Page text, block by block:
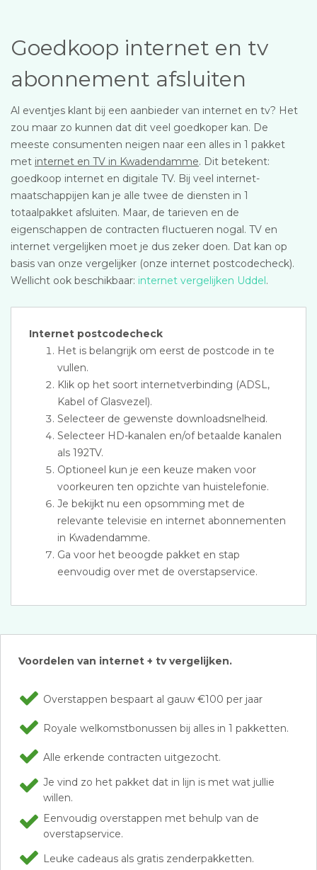
Goedkoop internet en tv
abonnement afsluiten
Al eventjes klant bij een aanbieder van internet en tv? Het
zou maar zo kunnen dat dit veel goedkoper kan. De
meeste consumenten neigen naar een alles in 1 pakket
met internet en TV in Kwadendamme. Dit betekent:
goedkoop internet en digitale TV. Bij veel internet-
maatschappijen kan je alle twee de diensten in 1
totaalpakket afsluiten. Maar, de tarieven en de
eigenschappen de contracten fluctueren nogal. TV en
internet vergelijken moet je dus zeker doen. Dat kan op
basis van onze vergelijker (onze internet postcodecheck).
Wellicht ook beschikbaar: internet vergelijken Uddel.
Internet postcodecheck
Het is belangrijk om eerst de postcode in te
vullen.
Klik op het soort internetverbinding (ADSL,
Kabel of Glasvezel).
Selecteer de gewenste downloadsnelheid.
Selecteer HD-kanalen en/of betaalde kanalen
als 192TV.
Optioneel kun je een keuze maken voor
voorkeuren ten opzichte van huistelefonie.
Je bekijkt nu een opsomming met de
relevante televisie en internet abonnementen
in Kwadendamme.
Ga voor het beoogde pakket en stap
eenvoudig over met de overstapservice.
Voordelen van internet + tv vergelijken.
Overstappen bespaart al gauw €100 per jaar
Royale welkomstbonussen bij alles in 1 pakketten.
Alle erkende contracten uitgezocht.
Je vind zo het pakket dat in lijn is met wat jullie
willen.
Eenvoudig overstappen met behulp van de
overstapservice.
Leuke cadeaus als gratis zenderpakketten.